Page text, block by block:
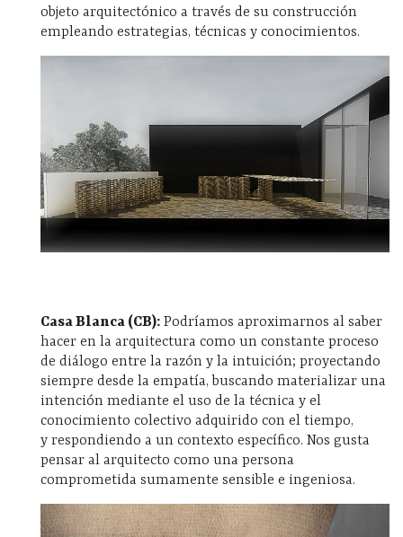
objeto arquitectónico a través de su construcción
empleando estrategias, técnicas y conocimientos.
Casa Blanca (CB): Podríamos aproximarnos al saber
hacer en la arquitectura como un constante proceso
de diálogo entre la razón y la intuición; proyectando
siempre desde la empatía, buscando materializar una
intención mediante el uso de la técnica y el
conocimiento colectivo adquirido con el tiempo,
y respondiendo a un contexto específico. Nos gusta
pensar al arquitecto como una persona
comprometida sumamente sensible e ingeniosa.